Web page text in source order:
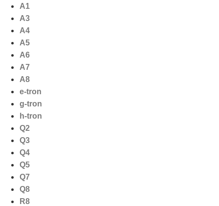
naar
inhoud
A1
A3
A4
A5
A6
A7
A8
e-tron
g-tron
h-tron
Q2
Q3
Q4
Q5
Q7
Q8
R8